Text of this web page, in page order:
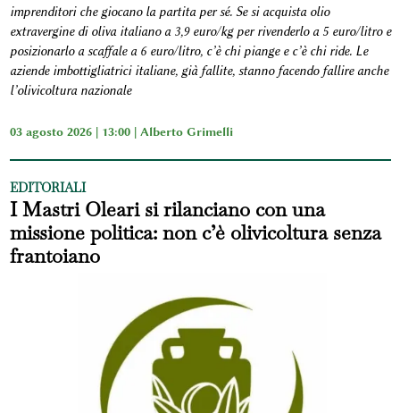
imprenditori che giocano la partita per sé. Se si acquista olio
extravergine di oliva italiano a 3,9 euro/kg per rivenderlo a 5 euro/litro e
posizionarlo a scaffale a 6 euro/litro, c’è chi piange e c’è chi ride. Le
aziende imbottigliatrici italiane, già fallite, stanno facendo fallire anche
l’olivicoltura nazionale
03 agosto 2026 | 13:00 | Alberto Grimelli
EDITORIALI
I Mastri Oleari si rilanciano con una
missione politica: non c’è olivicoltura senza
frantoiano